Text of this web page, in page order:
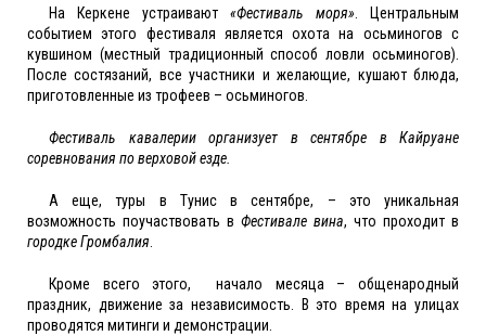
На Керкене устраивают «Фестиваль моря» . Центральным
событием этого фестиваля является охота на осьминогов с
кувшином (местный традиционный способ ловли осьминогов).
После состязаний, все участники и желающие, кушают блюда,
приготовленные из трофеев – осьминогов.
Фестиваль кавалерии организует в сентябре в Кайруане
соревнования по верховой езде.
А еще, туры в Тунис в сентябре, – это уникальная
возможность поучаствовать в Фестивале вина, что проходит в
городке Громбалия
Кроме всего этого, начало месяца – общенародный
праздник, движение за независимость. В это время на улицах
проводятся митинги и демонстрации.